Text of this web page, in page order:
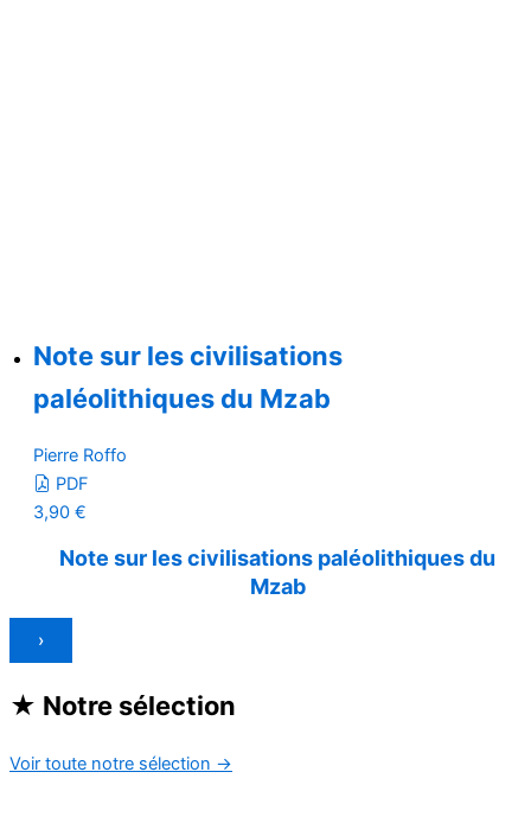
Note sur les civilisations
paléolithiques du Mzab
Pierre Roffo
PDF
3,90 €
Note sur les civilisations paléolithiques du
Mzab
›
★ Notre sélection
Voir toute notre sélection →